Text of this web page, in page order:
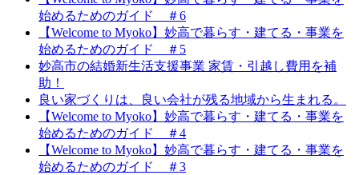
始めるためのガイド ＃6
【Welcome to Myoko】妙高で暮らす・建てる・事業を
始めるためのガイド ＃5
妙高市の結婚新生活支援事業 家賃・引越し費用を補
助！
良い家づくりは、良い会社が残る地域から生まれる。
【Welcome to Myoko】妙高で暮らす・建てる・事業を
始めるためのガイド ＃4
【Welcome to Myoko】妙高で暮らす・建てる・事業を
始めるためのガイド ＃3